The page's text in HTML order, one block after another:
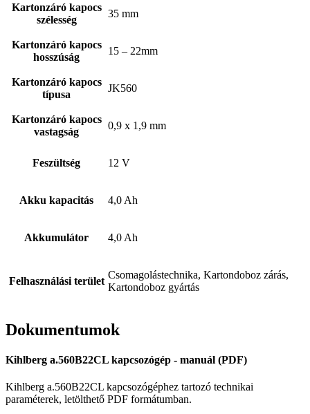
Tex Year
Kartonzáró kapocs
szélesség
35 mm
Kartonzáró kapocs
hosszúság
15 – 22mm
Kartonzáró kapocs
típusa
JK560
Kartonzáró kapocs
vastagság
0,9 x 1,9 mm
Feszültség 12 V
Akku kapacitás 4,0 Ah
Akkumulátor 4,0 Ah
Felhasználási terület
Csomagolástechnika, Kartondoboz zárás,
Kartondoboz gyártás
Dokumentumok
Kihlberg a.560B22CL kapcsozógép - manuál (PDF)
Kihlberg a.560B22CL kapcsozógéphez tartozó technikai
paraméterek, letölthető PDF formátumban.